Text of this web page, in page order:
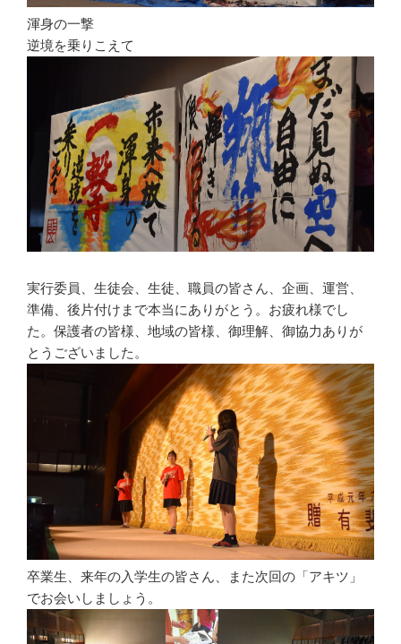
渾身の一撃
逆境を乗りこえて
実行委員、生徒会、生徒、職員の皆さん、企画、運営、
準備、後片付けまで本当にありがとう。お疲れ様でし
た。保護者の皆様、地域の皆様、御理解、御協力ありが
とうございました。
卒業生、来年の入学生の皆さん、また次回の「アキツ」
でお会いしましょう。